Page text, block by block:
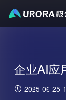
企业AI应
2025-06-25